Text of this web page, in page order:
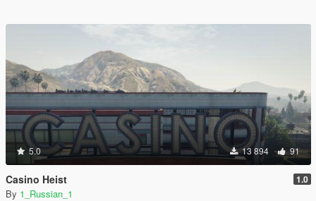
5.0 13 894 91
Casino Heist 1.0
By 1_Russian_1